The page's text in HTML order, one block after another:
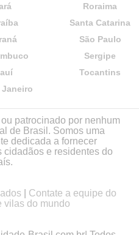
Janeiro
Roraima
Santa Catarina
São Paulo
Sergipe
Tocantins
patrocinado por nenhum
de Brasil. Somos uma
dedicada a fornecer
cidadãos e residentes do
Contate a equipe do
vilas do mundo